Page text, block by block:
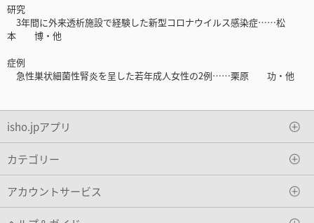
研究
3年間に外来透析施設で経験した新型コロナウイルス感染症……松
本 博・他
症例
急性巣状細菌性腎炎を呈した若年成人女性の2例……栗原 功・他
isho.jpアプリ
カテゴリー
アカウントサービス